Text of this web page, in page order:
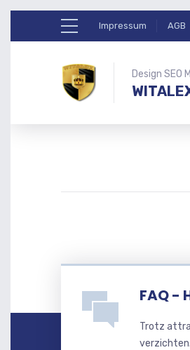
Impressum AGB
Design SEO
FAQ -
Trotz